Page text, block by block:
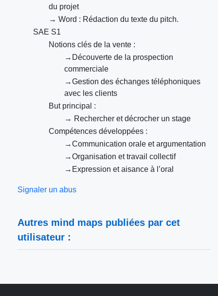
du projet
→ Word : Rédaction du texte du pitch.
SAE S1
Notions clés de la vente :
→Découverte de la prospection
commerciale
→Gestion des échanges téléphoniques
avec les clients
But principal :
→ Rechercher et décrocher un stage
Compétences développées :
→Communication orale et argumentation
→Organisation et travail collectif
→Expression et aisance à l’oral
Signaler un abus
Autres mind maps publiées par cet
utilisateur :